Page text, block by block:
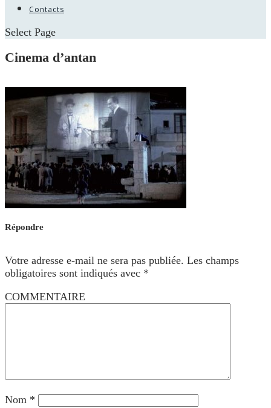
Contacts
Select Page
Cinema d’antan
Répondre
Votre adresse e-mail ne sera pas publiée. Les champs
obligatoires sont indiqués avec *
COMMENTAIRE
Nom *